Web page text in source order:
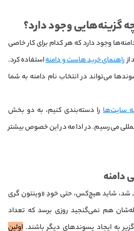
گزینه‌هایی وجود دارد؟
وجود دارد که هر کدام برای کار خاصی
ازراهنمای خرید هاست و دامنهاستفاده کرد.
می‌تواند در انتخاب نام دامنه به شما
سایت‌ها را دسته‌بندی کنیم، به دو بخش
می‌رسیم. در ادامه در این خصوص بیشتر
شد، شاید هیچ‌کس، حتی خودِ «وینتون گری
هم نمی‌گنجید روزی برسد که تعداد
به ایجاد پسوندهای دیگر باشند. اولین